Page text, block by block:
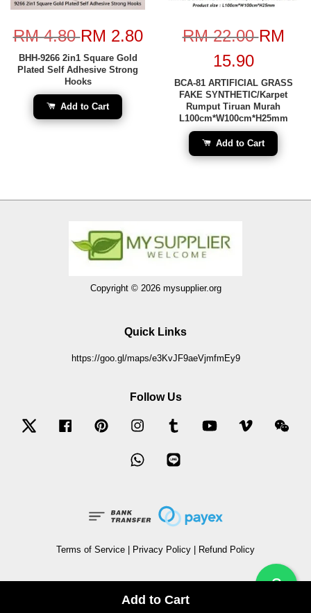
?
Add to Cart
RM 4.80RM 2.80
BHH-9266 2in1 Square Gold
Plated Self Adhesive Strong
Hooks
Add to Cart
RM 22.00RM
15.90
BCA-81 ARTIFICIAL GRASS
FAKE SYNTHETIC/Karpet
Rumput Tiruan Murah
L100cm*W100cm*H25mm
Add to Cart
Copyright © 2026 mysupplier.org
Quick Links
https://goo.gl/maps/e3KvJF9aeVjmfmEy9
Follow Us
Twitter Facebook Pinterest Instagram Tumblr YouTube Vimeo
Whatsapp
Terms of Service Privacy Policy Refund Policy